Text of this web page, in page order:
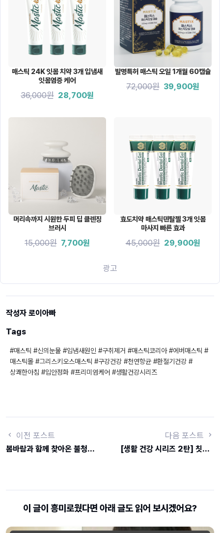
매스틱 24K 잇몸 치약 3개 입냄새
잇몸염증 케어
36,000원 28,700원
발명특허 매스틱 오일 1개월 60캡슐
72,000원 39,900원
머리속까지 시원한 두피 딥 클렌징
브러시
15,000원 7,700원
효도치약 매스틱덴탈젤 3개 잇몸
마사지 빠른 효과
45,000원 29,900원
광고
작성자 로이아빠
Tags
#매스틱 #신의눈물 #입냄새원인 #구취제거 #매스틱코리아 #에버매스틱 #
매스틱몰 #그리스키오스매스틱 #구강건강 #천연항균 #환절기건강 #
상쾌한아침 #입안정화 #프리미엄케어 #생활건강시리즈
이전 포스트
봄바람과 함께 찾아온 불청객, 미세먼지 '클렌징' 대작전 (얼굴부터 두피까지)
다음 포스트
[생활 건강 시리즈 2탄] 칫솔이 닿지 않는 '1mm'의 비밀, 당신의 숨결이 바뀌는 결정적 차이
이 글이 흥미로웠다면 아래 글도 읽어 보시겠어요?